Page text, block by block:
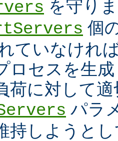
を守り
個
ていなけれ
ロセスを生
荷に対して
パラ
持しようと